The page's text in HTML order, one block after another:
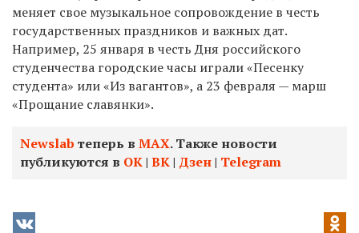
меняет свое музыкальное сопровождение в честь
государственных праздников и важных дат.
Например, 25 января в честь Дня российского
студенчества городские часы играли «Песенку
студента» или «Из вагантов», а 23 февраля — марш
«Прощание славянки».
Newslab теперь в МАХ. Также новости
публикуются в ОК| ВК| Дзен| Telegram